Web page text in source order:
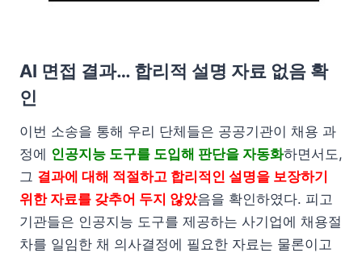
AI 면접 결과… 합리적 설명 자료 없음 확
인
이번 소송을 통해 우리 단체들은 공공기관이 채용 과
정에 인공지능 도구를 도입해 판단을 자동화하면서도,
그 결과에 대해 적절하고 합리적인 설명을 보장하기
위한 자료를 갖추어 두지 않았음을 확인하였다. 피고
기관들은 인공지능 도구를 제공하는 사기업에 채용절
차를 일임한 채 의사결정에 필요한 자료는 물론이고